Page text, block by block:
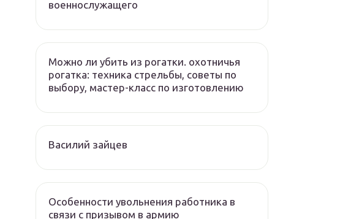
военнослужащего
Можно ли убить из рогатки. охотничья
рогатка: техника стрельбы, советы по
выбору, мастер-класс по изготовлению
Василий зайцев
Особенности увольнения работника в
связи с призывом в армию